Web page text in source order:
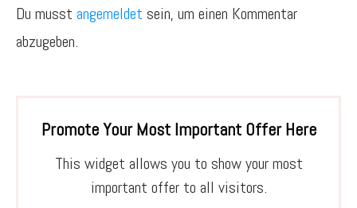
Du musst angemeldet sein, um einen Kommentar
abzugeben.
Promote Your Most Important Offer Here
This widget allows you to show your most
important offer to all visitors.